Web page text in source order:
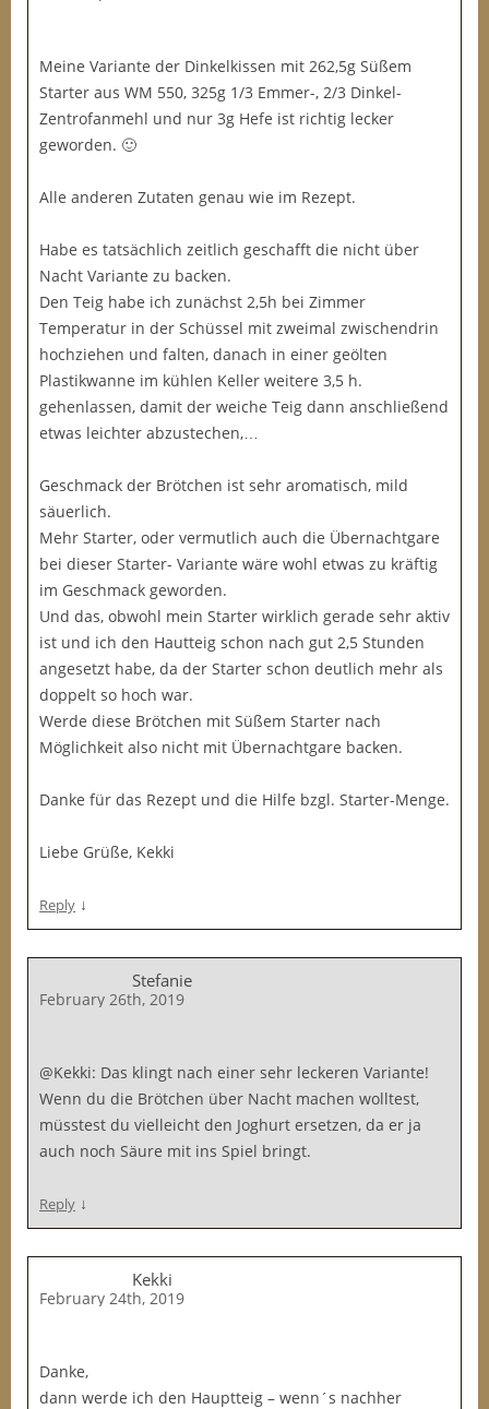
Meine Variante der Dinkelkissen mit 262,5g Süßem
Starter aus WM 550, 325g 1/3 Emmer-, 2/3 Dinkel-
Zentrofanmehl und nur 3g Hefe ist richtig lecker
geworden. 🙂
Alle anderen Zutaten genau wie im Rezept.
Habe es tatsächlich zeitlich geschafft die nicht über
Nacht Variante zu backen.
Den Teig habe ich zunächst 2,5h bei Zimmer
Temperatur in der Schüssel mit zweimal zwischendrin
hochziehen und falten, danach in einer geölten
Plastikwanne im kühlen Keller weitere 3,5 h.
gehenlassen, damit der weiche Teig dann anschließend
etwas leichter abzustechen,…
Geschmack der Brötchen ist sehr aromatisch, mild
säuerlich.
Mehr Starter, oder vermutlich auch die Übernachtgare
bei dieser Starter- Variante wäre wohl etwas zu kräftig
im Geschmack geworden.
Und das, obwohl mein Starter wirklich gerade sehr aktiv
ist und ich den Hautteig schon nach gut 2,5 Stunden
angesetzt habe, da der Starter schon deutlich mehr als
doppelt so hoch war.
Werde diese Brötchen mit Süßem Starter nach
Möglichkeit also nicht mit Übernachtgare backen.
Danke für das Rezept und die Hilfe bzgl. Starter-Menge.
Liebe Grüße, Kekki
Reply ↓
Stefanie
February 26th, 2019
@Kekki: Das klingt nach einer sehr leckeren Variante!
Wenn du die Brötchen über Nacht machen wolltest,
müsstest du vielleicht den Joghurt ersetzen, da er ja
auch noch Säure mit ins Spiel bringt.
Reply ↓
Kekki
February 24th, 2019
Danke,
dann werde ich den Hauptteig – wenn´s nachher